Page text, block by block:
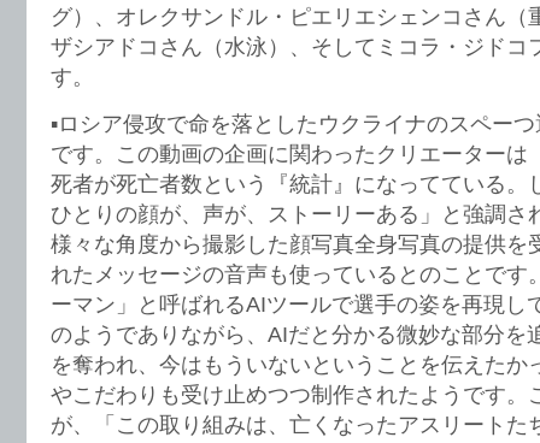
グ）、オレクサンドル・ピエリエシェンコさん（
ザシアドコさん（水泳）、そしてミコラ・ジドコ
す。
▪️ロシア侵攻で命を落としたウクライナのスペー
です。この動画の企画に関わったクリエーターは
死者が死亡者数という『統計』になってている。
ひとりの顔が、声が、ストーリーある」と強調さ
様々な角度から撮影した顔写真全身写真の提供を
れたメッセージの音声も使っているとのことです
ーマン」と呼ばれるAIツールで選手の姿を再現し
のようでありながら、AIだと分かる微妙な部分を
を奪われ、今はもういないということを伝えたか
やこだわりも受け止めつつ制作されたようです。
が、「この取り組みは、亡くなったアスリートた